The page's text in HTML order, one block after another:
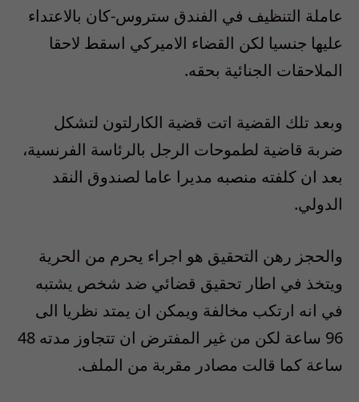
عاملة التنظيف في الفندق ستروس-كان بالاعتداء
عليها جنسيا لكن القضاء الاميركي اسقط لاحقا
الملاحقات الجنائية بحقه.
وبعد تلك القضية اتت قضية الكارلتون لتشكل
ضربة قاضية لطموحات الرجل بالرئاسة الفرنسية،
بعد ان كلفته منصبه مديرا عاما لصندوق النقد
الدولي.
والحجز رهن التحقيق هو اجراء يحرم من الحرية
ويتخذ في اطار تحقيق قضائي ضد شخص يشتبه
في انه ارتكب مخالفة ويمكن ان يمتد نظريا الى
96 ساعة لكن من غير المفترض ان تتجاوز مدته 48
ساعة كما قالت مصادر مقربة من الملف.